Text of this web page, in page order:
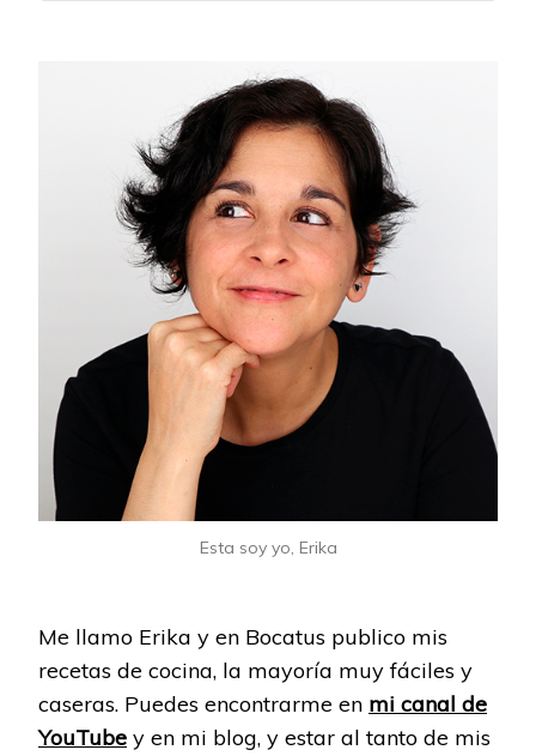
Esta soy yo, Erika
Me llamo Erika y en Bocatus publico mis
recetas de cocina, la mayoría muy fáciles y
caseras. Puedes encontrarme en mi canal de
YouTube y en mi blog, y estar al tanto de mis